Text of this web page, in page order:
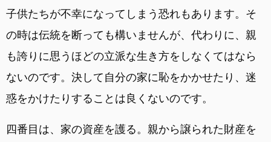
子供たちが不幸になってしまう恐れもあります。そ
の時は伝統を断っても構いませんが、代わりに、親
も誇りに思うほどの立派な生き方をしなくてはなら
ないのです。決して自分の家に恥をかかせたり、迷
惑をかけたりすることは良くないのです。
四番目は、家の資産を護る。親から譲られた財産を